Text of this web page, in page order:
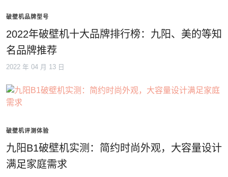
破壁机品牌型号
2022年破壁机十大品牌排行榜：九阳、美的等知
名品牌推荐
2022 年 04 月 13 日
破壁机评测体验
九阳B1破壁机实测：简约时尚外观，大容量设计
满足家庭需求